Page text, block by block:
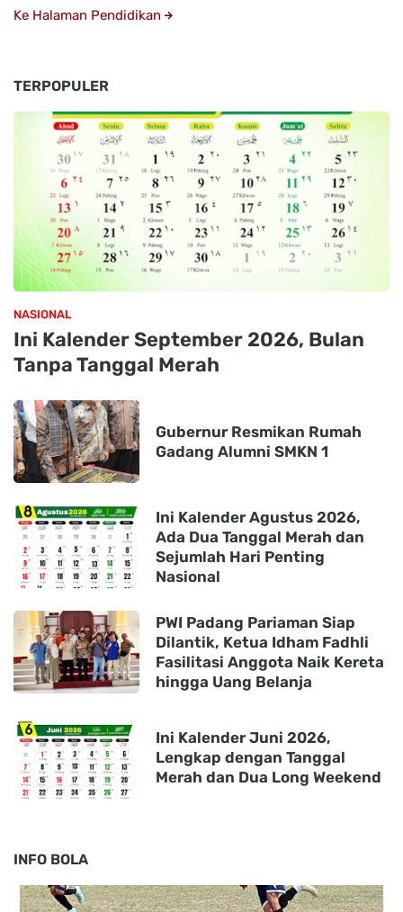
Ke Halaman Pendidikan
TERPOPULER
NASIONAL
Ini Kalender September 2026, Bulan
Tanpa Tanggal Merah
Gubernur Resmikan Rumah
Gadang Alumni SMKN 1
Ini Kalender Agustus 2026,
Ada Dua Tanggal Merah dan
Sejumlah Hari Penting
Nasional
PWI Padang Pariaman Siap
Dilantik, Ketua Idham Fadhli
Fasilitasi Anggota Naik Kereta
hingga Uang Belanja
Ini Kalender Juni 2026,
Lengkap dengan Tanggal
Merah dan Dua Long Weekend
INFO BOLA